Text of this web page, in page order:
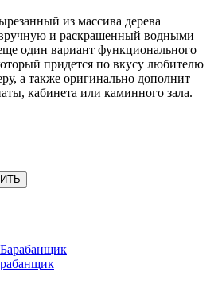
из массива дерева
и раскрашенный водными
один вариант функционального
придется по вкусу любителю
а также оригинально дополнит
кабинета или каминного зала.